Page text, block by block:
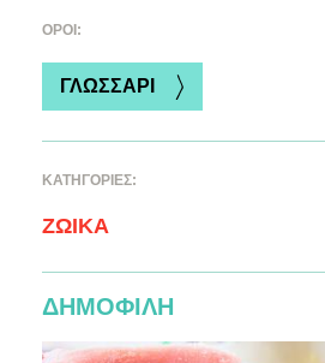
ΌΡΟΙ:
ΓΛΩΣΣΑΡΙ
ΚΑΤΗΓΟΡΙΕΣ:
ΖΩΙΚA
ΔΗΜΟΦΙΛΗ